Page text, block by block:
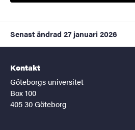
Senast ändrad 27 januari 2026
Kontakt
Göteborgs universitet
Box 100
405 30 Göteborg